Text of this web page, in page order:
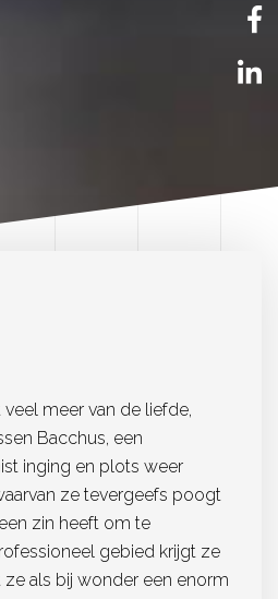
EN
meer van de liefde,
Bacchus, een
inging en plots weer
ze tevergeefs poogt
zin heeft om te
gebied krijgt ze
als bij wonder een enorm